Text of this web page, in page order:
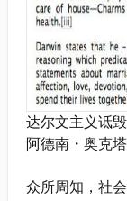
达尔文主义诋
阿德南・奥克塔
众所周知，社